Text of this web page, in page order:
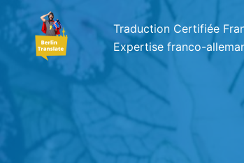
Aller
contenu
Traduction Certifiée
Expertise franco-